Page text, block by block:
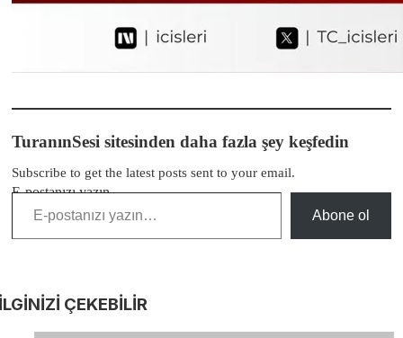
TuranınSesi sitesinden daha fazla şey keşfedin
Subscribe to get the latest posts sent to your email.
E-postanızı yazın…
Abone ol
ÇEKEBİLİR